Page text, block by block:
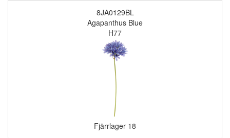
8JA0129BL
Agapanthus Blue
H77
Fjärrlager 18